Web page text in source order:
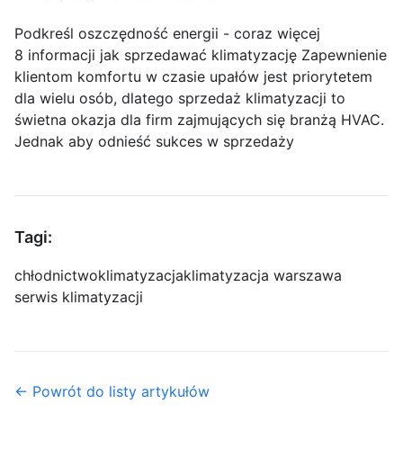
Podkreśl oszczędność energii - coraz więcej
8 informacji jak sprzedawać klimatyzację Zapewnienie
klientom komfortu w czasie upałów jest priorytetem
dla wielu osób, dlatego sprzedaż klimatyzacji to
świetna okazja dla firm zajmujących się branżą HVAC.
Jednak aby odnieść sukces w sprzedaży
Tagi:
chłodnictwoklimatyzacjaklimatyzacja warszawa
serwis klimatyzacji
← Powrót do listy artykułów